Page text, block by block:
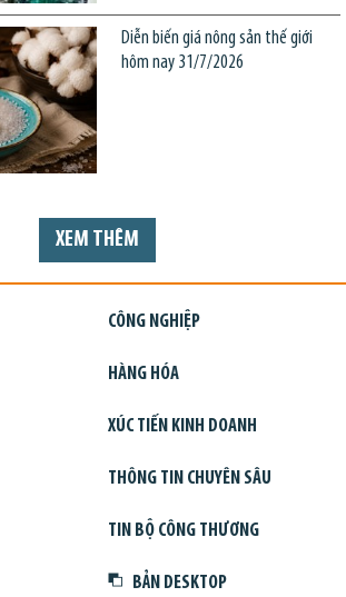
Diễn biến giá nông sản thế giới
hôm nay 31/7/2026
XEM THÊM
CÔNG NGHIỆP
HÀNG HÓA
XÚC TIẾN KINH DOANH
THÔNG TIN CHUYÊN SÂU
TIN BỘ CÔNG THƯƠNG
BẢN DESKTOP